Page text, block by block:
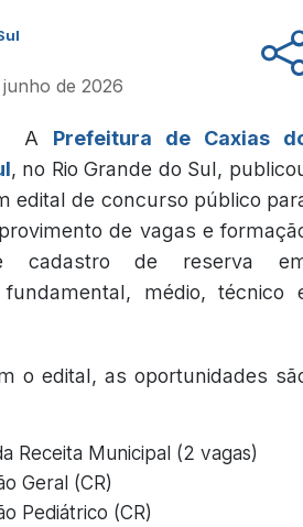
de 2026
A Prefeitura de Caxias
, no Rio Grande do Sul,
edital de concurso público
de vagas e
cadastro de reserva
médio, técnico
o edital, as oportunidades
Receita Municipal (2 vagas)
Geral (CR)
Pediátrico (CR)